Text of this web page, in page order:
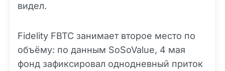
видел.
Fidelity FBTC занимает второе место по
объёму: по данным SoSoValue, 4 мая
фонд зафиксировал однодневный приток